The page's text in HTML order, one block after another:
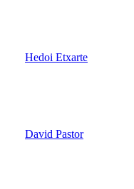
Hedoi Etxarte
David Pastor